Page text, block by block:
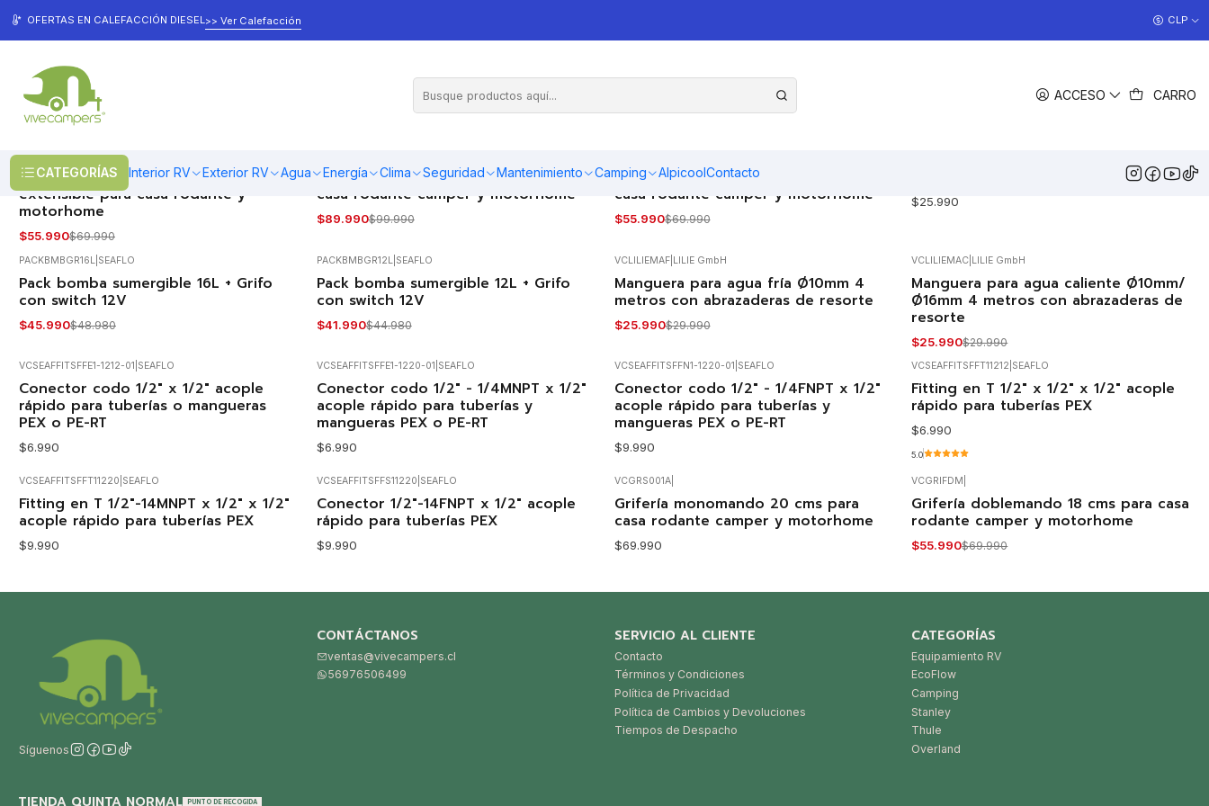
ACCESO CARRO
CATEGORÍAS Interior RV Exterior RV Agua Energía Clima Seguridad Mantenimiento Camping AlpicoolContacto
OFERTAS EN CALEFACCIÓN DIESEL>> Ver Calefacción CLP
Inicio Agua Griferias
Griferias
-20%
VCGRS002B|VIVECAMPERS
Grifería monomando con cabezal
extensible para casa rodante y
motorhome
$55.990$69.990
-10%
OFF
Grifería 12V monomando 20 cms para
casa rodante camper y motorhome
$89.990$99.990
-20%
OFF
Grifería monomando 22 cms para
casa rodante camper y motorhome
$55.990$69.990
Grifo 12V con switch accionador
$25.990
-6%
OFF
PACKBMBGR16L SEAFLO
Pack bomba sumergible 16L + Grifo
con switch 12V
$45.990$48.980
-7%
OFF
PACKBMBGR12L| SEAFLO
Pack bomba sumergible 12L + Grifo
con switch 12V
$41.990$44.980
-13%
OFF
VCLILIEMAF| LILIE GmbH
Manguera para agua fría Ø10mm 4
metros con abrazaderas de resorte
$25.990$29.990
-13%
OFF
VCLILIEMAC LILIE GmbH
Manguera para agua caliente Ø10mm/
Ø16mm 4 metros con abrazaderas de
resorte
$25.990$29.990
VCSEAFFITSFFE1-1212-01 SEAFLO
Conector codo 1/2" x 1/2" acople
rápido para tuberías o mangueras
PEX o PE-RT
$6.990
VCSEAFFITSFFE1-1220-01 SEAFLO
Conector codo 1/2" - 1/4MNPT x 1/2"
acople rápido para tuberías y
mangueras PEX o PE-RT
$6.990
VCSEAFFITSFFN1-1220-01 SEAFLO
Conector codo 1/2" - 1/4FNPT x 1/2"
acople rápido para tuberías y
mangueras PEX o PE-RT
$9.990
VCSEAFFITSFFT11212 SEAFLO
Fitting en T 1/2" x 1/2" x 1/2" acople
rápido para tuberías PEX
$6.990
5.0
VCSEAFFITSFFT11220 SEAFLO
Fitting en T 1/2"-14MNPT x 1/2" x 1/2"
acople rápido para tuberías PEX
$9.990
VCSEAFFITSFFS11220 SEAFLO
Conector 1/2"-14FNPT x 1/2" acople
rápido para tuberías PEX
$9.990
VCGRS001A|
Grifería monomando 20 cms para
casa rodante camper y motorhome
$69.990
-20%
OFF
VCGRIFDM
Grifería doblemando 18 cms para casa
rodante camper y motorhome
$55.990$69.990
Síguenos
CONTÁCTANOS
ventas@vivecampers.cl
56976506499
SERVICIO AL CLIENTE
Contacto
Términos y Condiciones
Política de Privacidad
Política de Cambios y Devoluciones
Tiempos de Despacho
CATEGORÍAS
Equipamiento RV
EcoFlow
Camping
Stanley
Thule
Overland
TIENDA QUINTA NORMAL PUNTO DE RECOGIDA